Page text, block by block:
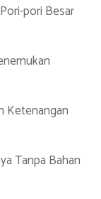
pori Besar
Ketenangan
Tanpa Bahan